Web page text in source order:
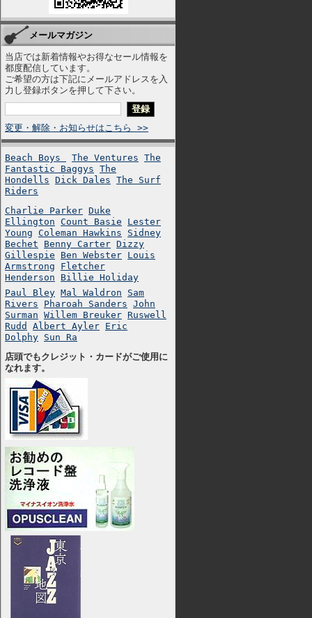
メールマガジン
当店では新着情報やお得なセール情報を
都度配信しています。
ご希望の方は下記にメールアドレスを入
力し登録ボタンを押して下さい。
変更・解除・お知らせはこちら >>
Beach Boys The Ventures The
Fantastic Baggys The
Hondells Dick Dales The Surf
Riders
Charlie Parker Duke
Ellington Count Basie
Lester
Young Coleman Hawkins
Sidney
Bechet
Benny Carter Dizzy
Gillespie
Ben Webster Louis
Armstrong
Fletcher
Henderson
Billie Holiday
Paul Bley Mal Waldron
Sam
Rivers
Pharoah Sanders John
Surman Willem Breuker Ruswell
Rudd
Albert Ayler Eric
Dolphy Sun Ra
店頭でもクレジット・カードがご使用に
なれます。